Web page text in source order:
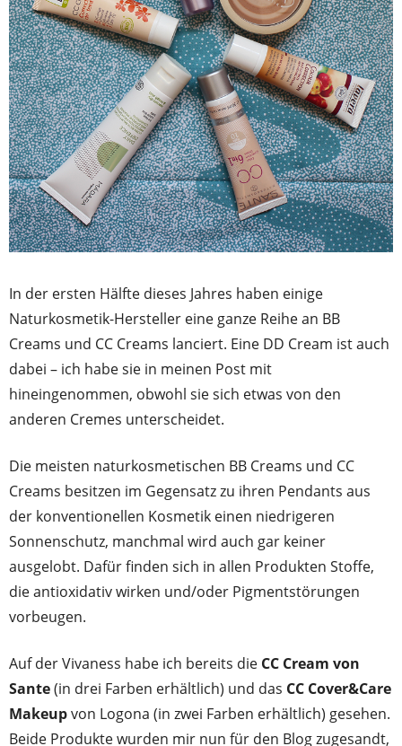
In der ersten Hälfte dieses Jahres haben einige
Naturkosmetik-Hersteller eine ganze Reihe an BB
Creams und CC Creams lanciert. Eine DD Cream ist auch
dabei – ich habe sie in meinen Post mit
hineingenommen, obwohl sie sich etwas von den
anderen Cremes unterscheidet.
Die meisten naturkosmetischen BB Creams und CC
Creams besitzen im Gegensatz zu ihren Pendants aus
der konventionellen Kosmetik einen niedrigeren
Sonnenschutz, manchmal wird auch gar keiner
ausgelobt. Dafür finden sich in allen Produkten Stoffe,
die antioxidativ wirken und/oder Pigmentstörungen
vorbeugen.
Auf der Vivaness habe ich bereits die CC Cream von
Sante(in drei Farben erhältlich) und das CC Cover&Care
Makeupvon Logona (in zwei Farben erhältlich) gesehen.
Beide Produkte wurden mir nun für den Blog zugesandt,